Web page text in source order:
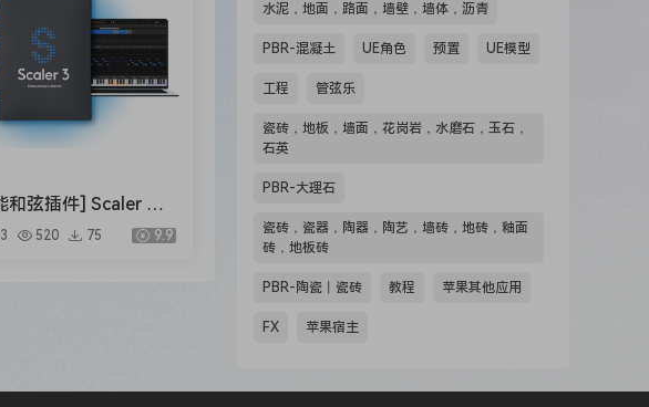
件] Scaler Mu
v3.2.2 Regged-HCi
（1.45GB）
520 75 9.9
水泥，地面，路面，墙壁，墙体，沥青
PBR-混凝土 UE角色 预置 UE模型
工程 管弦乐
瓷砖，地板，墙面，花岗岩，水磨石，玉石，
石英
PBR-大理石
瓷砖，瓷器，陶器，陶艺，墙砖，地砖，釉面
砖，地板砖
PBR-陶瓷丨瓷砖 教程 苹果其他应用
FX 苹果宿主